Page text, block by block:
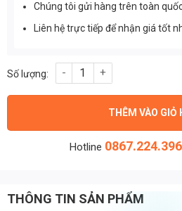
Chúng tôi gửi hàng trên toàn
Liên hệ trực tiếp để nhận giá tốt
Chip led SMD 150W Bridgelux
THÊM VÀO GIỎ
Hotline 0867.224.396
THÔNG TIN SẢN PHẨM